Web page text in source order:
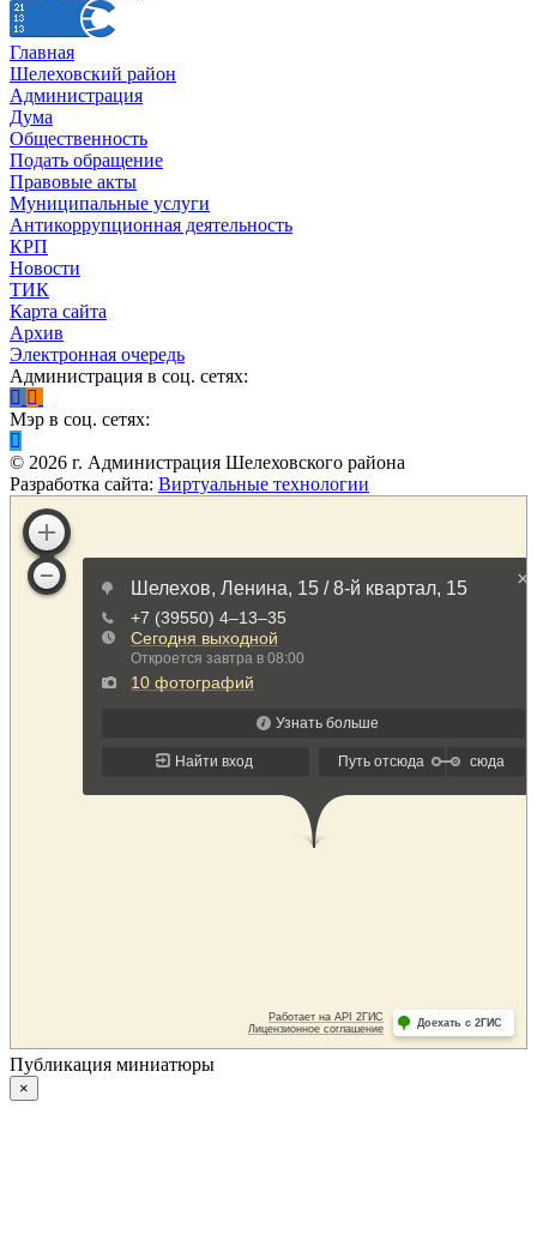
Главная
Шелеховский район
Администрация
Дума
Общественность
Подать обращение
Правовые акты
Муниципальные услуги
Антикоррупционная деятельность
КРП
Новости
ТИК
Карта сайта
Архив
Электронная очередь
Администрация в соц. сетях:
Мэр в соц. сетях:
© 2026 г. Администрация Шелеховского района
Разработка сайта: Виртуальные технологии
Публикация миниатюры
×